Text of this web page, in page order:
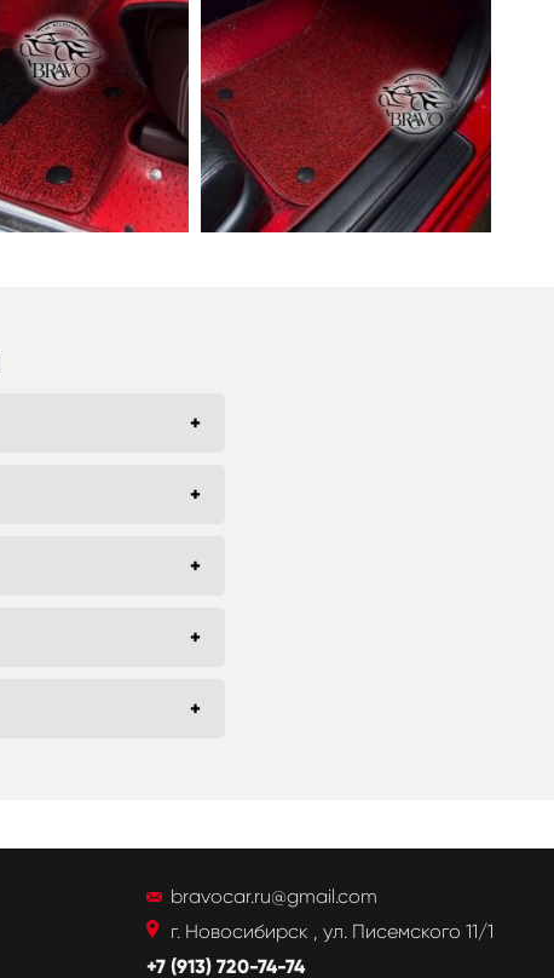
bravocar.ru@gmail.com
г. Новосибирск , ул. Писемского 11/1
+7 (913) 720-74-74